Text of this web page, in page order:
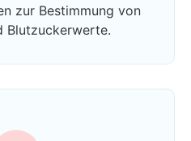
zur Bestimmung von
Blutzuckerwerte.